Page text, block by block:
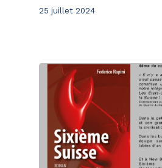
25 juillet 2024